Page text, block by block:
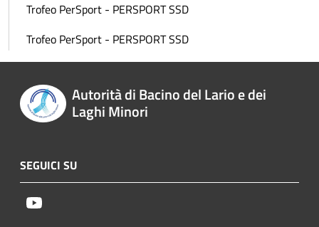
Trofeo PerSport - PERSPORT SSD
Trofeo PerSport - PERSPORT SSD
Autorità di Bacino del Lario e dei
Laghi Minori
SEGUICI SU